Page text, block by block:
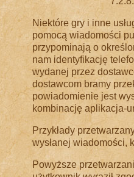
Niektóre gry i inne
pomocą wiadomości
przypominają o
nam identyfikację
wydanej przez
dostawcom bramy
powiadomienie jest
kombinację aplikacja-
Przykłady
wysłanej wiadomości,
Powyższe